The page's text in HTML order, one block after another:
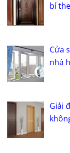
bỉ
Cửa
nhà
Giải